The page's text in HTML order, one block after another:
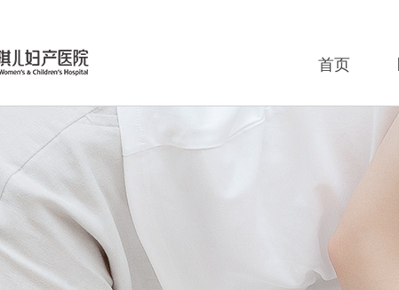
首页